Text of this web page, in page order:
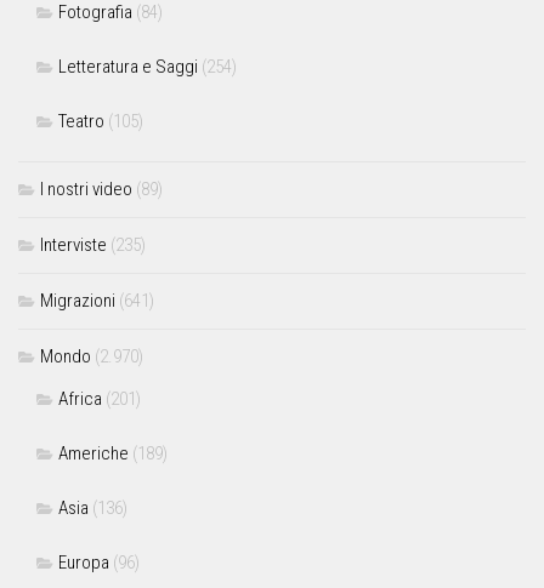
Fotografia (84)
Letteratura e Saggi (254)
Teatro (105)
I nostri video (89)
Interviste (235)
Migrazioni (641)
Mondo (2.970)
Africa (201)
Americhe (189)
Asia (136)
Europa (96)